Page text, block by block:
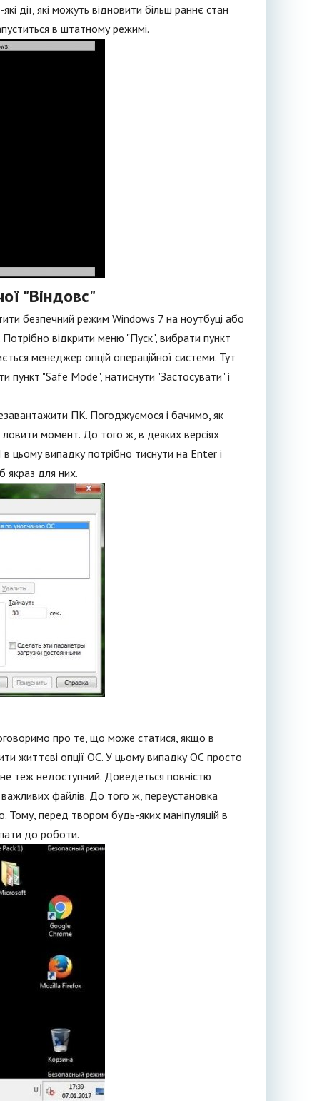
дії, які можуть відновити більш раннє стан
в штатному режимі.
"Віндовс"
безпечний режим Windows 7 на ноутбуці або
відкрити меню "Пуск", вибрати пункт
менеджер опцій операційної системи. Тут
пункт "Safe Mode", натиснути "Застосувати" і
ПК. Погоджуємося і бачимо, як
момент. До того ж, в деяких версіях
цьому випадку потрібно тиснути на Enter і
якраз для них.
про те, що може статися, якщо в
життєві опції ОС. У цьому випадку ОС просто
теж недоступний. Доведеться повністю
файлів. До того ж, переустановка
Тому, перед твором будь-яких маніпуляцій в
до роботи.